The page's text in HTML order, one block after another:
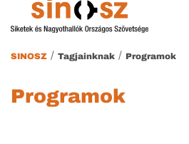
SINOSZ / Tagjainknak / Programok
Programok